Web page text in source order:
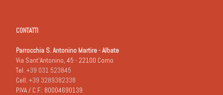
CONTATTI
Parrocchia S. Antonino Martire - Albate
Via Sant'Antonino, 45 - 22100 Como
Tel. +39 031 523845
Cell. +39 3289382338
P.IVA / C.F.: 80004690139